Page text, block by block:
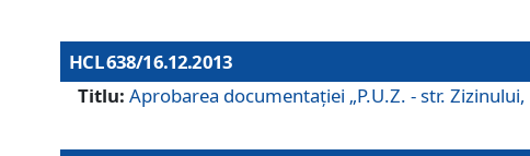
HCL 638/16.12.2013
Titlu: Aprobarea documentaţiei „P.U.Z. - str.